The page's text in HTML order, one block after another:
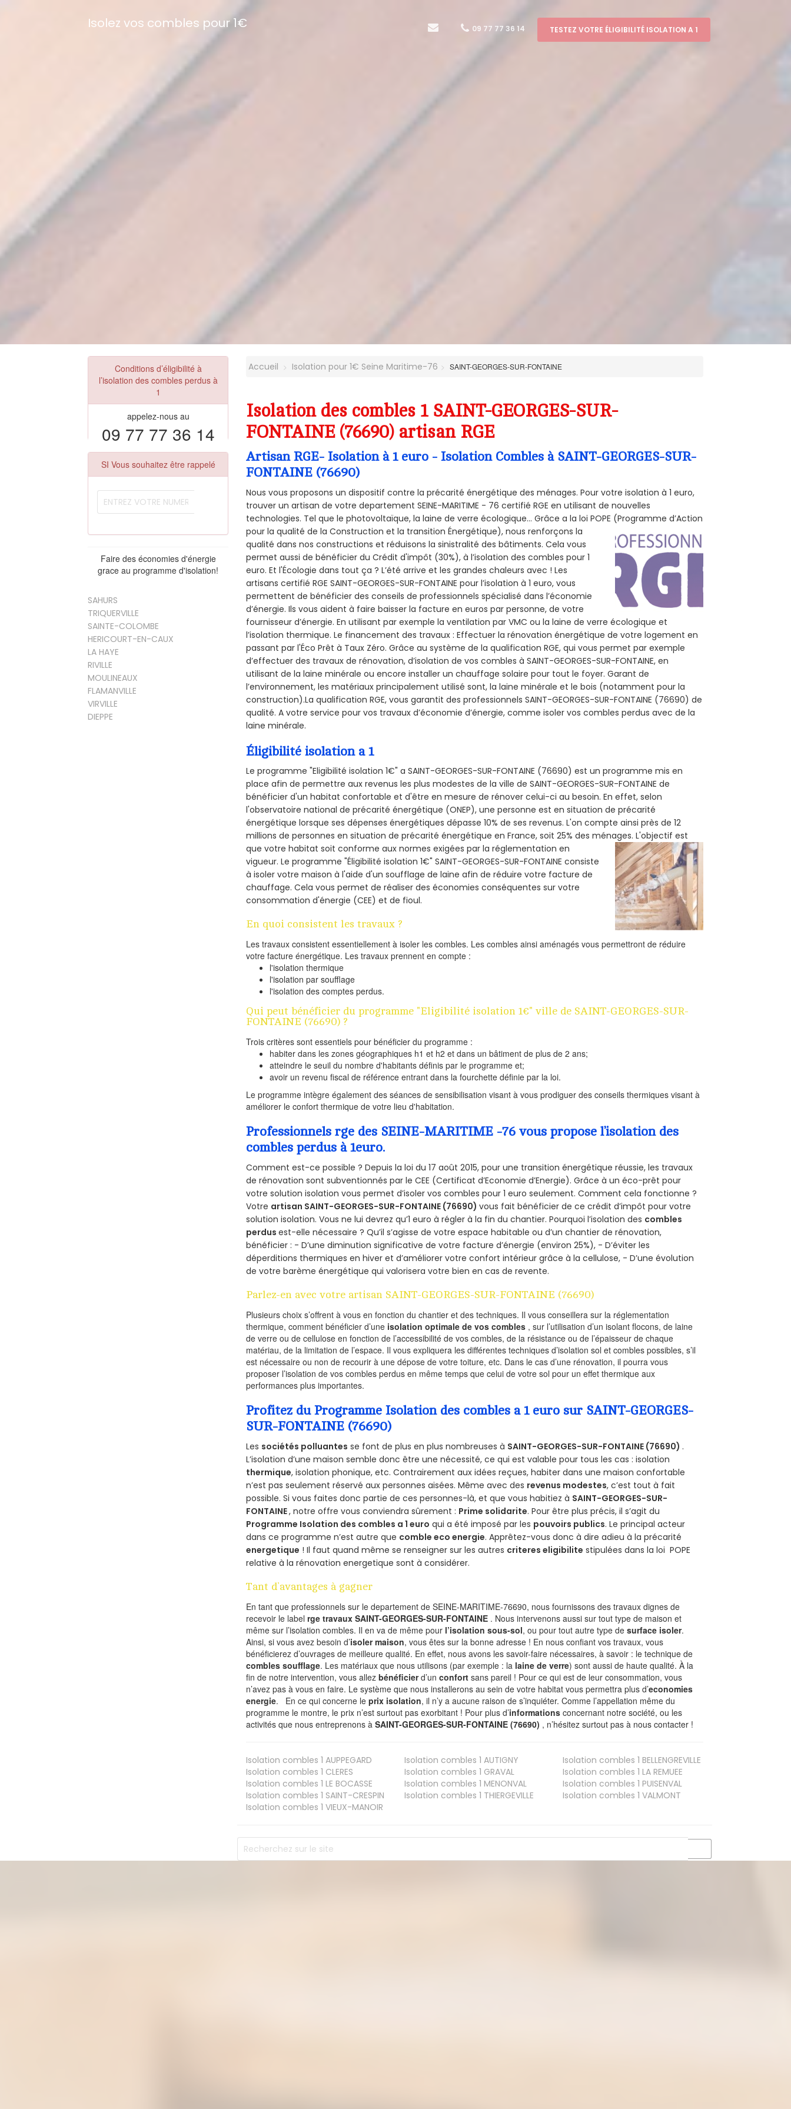
Isolez vos combles pour 1€ 09 77 77 36 14 TESTEZ VOTRE ÉLIGIBILITÉ ISOLATION A 1
Conditions d’éligibilité à
l’isolation des combles perdus à
1
appelez-nous au
09 77 77 36 14
SI Vous souhaitez être rappelé
Faire des économies d'énergie
grace au programme d'isolation!
SAHURS
TRIQUERVILLE
SAINTE-COLOMBE
HERICOURT-EN-CAUX
LA HAYE
RIVILLE
MOULINEAUX
FLAMANVILLE
VIRVILLE
DIEPPE
Accueil Isolation pour 1€ Seine Maritime-76 SAINT-GEORGES-SUR-FONTAINE
Isolation des combles 1 SAINT-GEORGES-SUR-
FONTAINE (76690) artisan RGE
Artisan RGE- Isolation à 1 euro - Isolation Combles à SAINT-GEORGES-SUR-
FONTAINE (76690)
Nous vous proposons un dispositif contre la précarité énergétique des ménages. Pour votre isolation à 1 euro,
trouver un artisan de votre departement SEINE-MARITIME - 76 certifié RGE en utilisant de nouvelles
technologies. Tel que le photovoltaïque, la laine de verre écologique... Grâce a la loi POPE (Programme d’Action
pour la qualité de la Construction et la transition Énergétique), nous renforçons la
qualité dans nos constructions et réduisons la sinistralité des bâtiments. Cela vous
permet aussi de bénéficier du Crédit d'impôt (30%), à l’isolation des combles pour 1
euro. Et l'Écologie dans tout ça ? L’été arrive et les grandes chaleurs avec ! Les
artisans certifié RGE SAINT-GEORGES-SUR-FONTAINE pour l’isolation à 1 euro, vous
permettent de bénéficier des conseils de professionnels spécialisé dans l’économie
d’énergie. Ils vous aident à faire baisser la facture en euros par personne, de votre
fournisseur d’énergie. En utilisant par exemple la ventilation par VMC ou la laine de verre écologique et
l’isolation thermique. Le financement des travaux : Effectuer la rénovation énergétique de votre logement en
passant par l'Éco Prêt à Taux Zéro. Grâce au système de la qualification RGE, qui vous permet par exemple
d’effectuer des travaux de rénovation, d’isolation de vos combles à SAINT-GEORGES-SUR-FONTAINE, en
utilisant de la laine minérale ou encore installer un chauffage solaire pour tout le foyer. Garant de
l’environnement, les matériaux principalement utilisé sont, la laine minérale et le bois (notamment pour la
construction).La qualification RGE, vous garantit des professionnels SAINT-GEORGES-SUR-FONTAINE (76690) de
qualité. A votre service pour vos travaux d’économie d’énergie, comme isoler vos combles perdus avec de la
laine minérale.
Éligibilité isolation a 1
Le programme "Eligibilité isolation 1€" a SAINT-GEORGES-SUR-FONTAINE (76690) est un programme mis en
place afin de permettre aux revenus les plus modestes de la ville de SAINT-GEORGES-SUR-FONTAINE de
bénéficier d'un habitat confortable et d'être en mesure de rénover celui-ci au besoin. En effet, selon
l'observatoire national de précarité énergétique (ONEP), une personne est en situation de précarité
énergétique lorsque ses dépenses énergétiques dépasse 10% de ses revenus. L'on compte ainsi près de 12
millions de personnes en situation de précarité énergétique en France, soit 25% des ménages.L'objectif est
que votre habitat soit conforme aux normes exigées par la réglementation en
vigueur. Le programme "Éligibilité isolation 1€" SAINT-GEORGES-SUR-FONTAINE consiste
à isoler votre maison à l'aide d'un soufflage de laine afin de réduire votre facture de
chauffage. Cela vous permet de réaliser des économies conséquentes sur votre
consommation d'énergie (CEE) et de fioul.
En quoi consistent les travaux ?
Les travaux consistent essentiellement à isoler les combles. Les combles ainsi aménagés vous permettront de réduire
votre facture énergétique. Les travaux prennent en compte :
l'isolation thermique
l'isolation par soufflage
l'isolation des comptes perdus.
Qui peut bénéficier du programme "Eligibilité isolation 1€" ville de SAINT-GEORGES-SUR-
FONTAINE (76690) ?
Trois critères sont essentiels pour bénéficier du programme :
habiter dans les zones géographiques h1 et h2 et dans un bâtiment de plus de 2 ans;
atteindre le seuil du nombre d'habitants définis par le programme et;
avoir un revenu fiscal de référence entrant dans la fourchette définie par la loi.
Le programme intègre également des séances de sensibilisation visant à vous prodiguer des conseils thermiques visant à
améliorer le confort thermique de votre lieu d'habitation.
Professionnels rge des SEINE-MARITIME -76 vous propose l’isolation des
combles perdus à 1euro.
Comment est-ce possible ? Depuis la loi du 17 août 2015, pour une transition énergétique réussie, les travaux
de rénovation sont subventionnés par le CEE (Certificat d’Economie d’Energie). Grâce à un éco-prêt pour
votre solution isolation vous permet d’isoler vos combles pour 1 euro seulement. Comment cela fonctionne ?
Votre artisan SAINT-GEORGES-SUR-FONTAINE (76690)vous fait bénéficier de ce crédit d’impôt pour votre
solution isolation. Vous ne lui devrez qu’1 euro à régler à la fin du chantier. Pourquoi l’isolation des combles
perdusest-elle nécessaire ? Qu’il s’agisse de votre espace habitable ou d’un chantier de rénovation,
bénéficier : - D’une diminution significative de votre facture d’énergie (environ 25%), - D’éviter les
déperditions thermiques en hiver et d’améliorer votre confort intérieur grâce à la cellulose, - D’une évolution
de votre barème énergétique qui valorisera votre bien en cas de revente.
Parlez-en avec votre artisan SAINT-GEORGES-SUR-FONTAINE (76690)
Plusieurs choix s’offrent à vous en fonction du chantier et des techniques. Il vous conseillera sur la réglementation
thermique, comment bénéficier d’une isolation optimale de vos combles , sur l’utilisation d’un isolant flocons, de laine
de verre ou de cellulose en fonction de l’accessibilité de vos combles, de la résistance ou de l’épaisseur de chaque
matériau, de la limitation de l’espace. Il vous expliquera les différentes techniques d’isolation sol et combles possibles, s’il
est nécessaire ou non de recourir à une dépose de votre toiture, etc. Dans le cas d’une rénovation, il pourra vous
proposer l’isolation de vos combles perdus en même temps que celui de votre sol pour un effet thermique aux
performances plus importantes.
Profitez du Programme Isolation des combles a 1 euro sur SAINT-GEORGES-
SUR-FONTAINE (76690)
Les sociétés polluantes se font de plus en plus nombreuses à SAINT-GEORGES-SUR-FONTAINE (76690) .
L’isolation d’une maison semble donc être une nécessité, ce qui est valable pour tous les cas : isolation
thermique, isolation phonique, etc. Contrairement aux idées reçues, habiter dans une maison confortable
n’est pas seulement réservé aux personnes aisées. Même avec des revenus modestes, c’est tout à fait
possible. Si vous faites donc partie de ces personnes-là, et que vous habitiez à SAINT-GEORGES-SUR-
FONTAINE, notre offre vous conviendra sûrement : Prime solidarite. Pour être plus précis, il s’agit du
Programme Isolation des combles a 1 euro qui a été imposé par les pouvoirs publics. Le principal acteur
dans ce programme n’est autre que comble eco energie. Apprêtez-vous donc à dire adieu à la précarité
energetique ! Il faut quand même se renseigner sur les autres criteres eligibilite stipulées dans la loi POPE
relative à la rénovation energetique sont à considérer.
Tant d’avantages à gagner
En tant que professionnels sur le departement de SEINE-MARITIME-76690, nous fournissons des travaux dignes de
recevoir le labelrge travaux SAINT-GEORGES-SUR-FONTAINE . Nous intervenons aussi sur tout type de maison et
même sur l’isolation combles. Il en va de même pour l’isolation sous-sol, ou pour tout autre type desurface isoler.
Ainsi, si vous avez besoin d’isoler maison, vous êtes sur la bonne adresse ! En nous confiant vos travaux, vous
bénéficierez d’ouvrages de meilleure qualité. En effet, nous avons les savoir-faire nécessaires, à savoir : le technique de
combles soufflage. Les matériaux que nous utilisons (par exemple : la laine de verre) sont aussi de haute qualité. À la
fin de notre intervention, vous allezbénéficierd’unconfort sans pareil ! Pour ce qui est de leur consommation, vous
n’avez pas à vous en faire. Le système que nous installerons au sein de votre habitat vous permettra plus d’economies
energie. En ce qui concerne leprix isolation, il n’y a aucune raison de s’inquiéter. Comme l’appellation même du
programme le montre, le prix n’est surtout pas exorbitant ! Pour plus d’informations concernant notre société, ou les
activités que nous entreprenons àSAINT-GEORGES-SUR-FONTAINE (76690) , n’hésitez surtout pas à nous contacter !
Isolation combles 1 AUPPEGARD Isolation combles 1 AUTIGNY Isolation combles 1 BELLENGREVILLE
Isolation combles 1 CLERES Isolation combles 1 GRAVAL Isolation combles 1 LA REMUEE
Isolation combles 1 LE BOCASSE Isolation combles 1 MENONVAL Isolation combles 1 PUISENVAL
Isolation combles 1 SAINT-CRESPIN Isolation combles 1 THIERGEVILLE Isolation combles 1 VALMONT
Isolation combles 1 VIEUX-MANOIR